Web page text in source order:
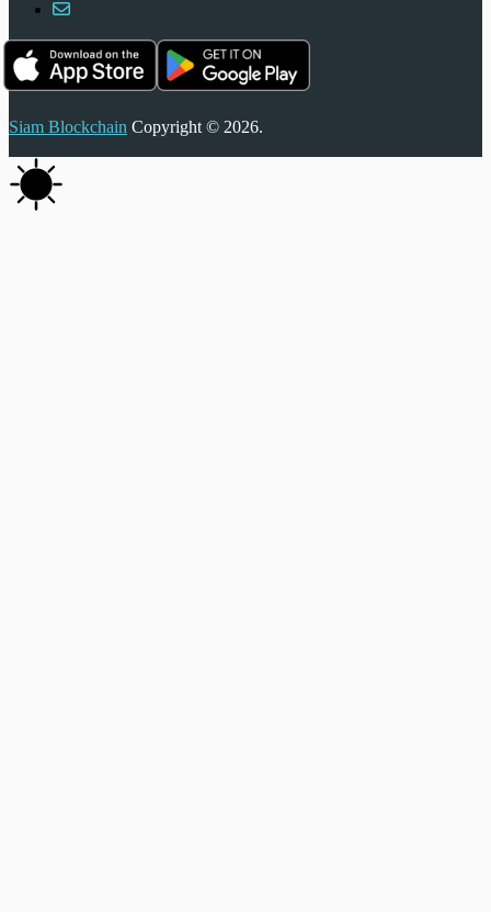
Siam Blockchain Copyright © 2026.